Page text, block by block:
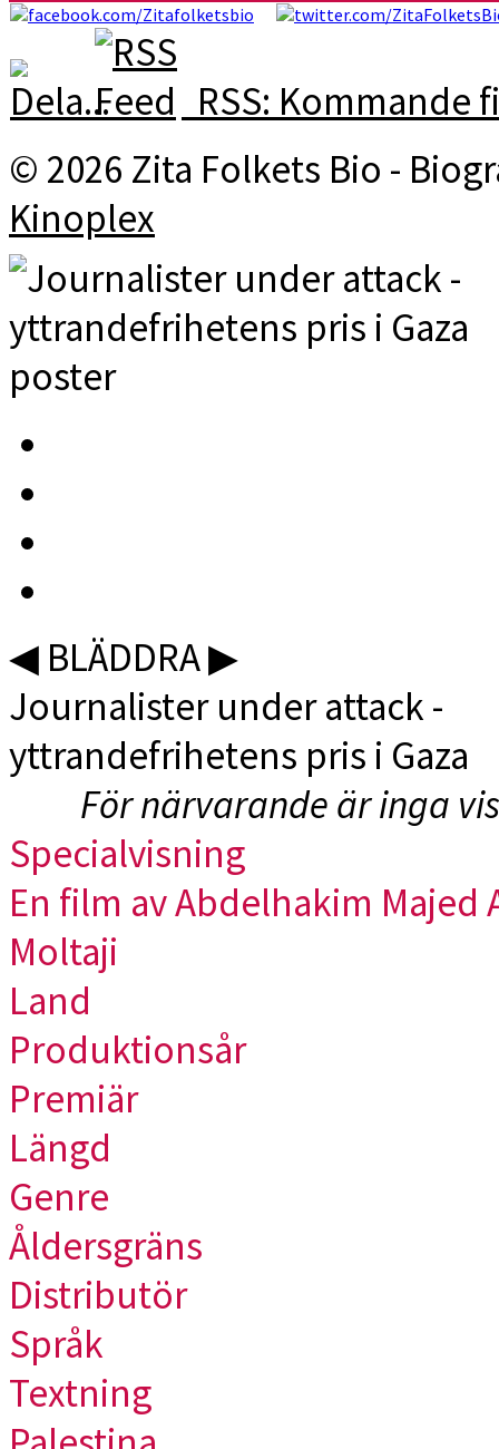
RSS: Kommande
© 2026 Zita Folkets Bio -
Kinoplex
◀︎ BLÄDDRA ▶︎
Journalister under attack -
yttrandefrihetens pris i Gaza
För närvarande är inga
Specialvisning
En film av Abdelhakim Majed
Moltaji
Land
Produktionsår
Premiär
Längd
Genre
Åldersgräns
Distributör
Språk
Textning